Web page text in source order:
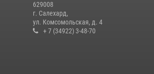
629008
г. Салехард,
ул. Комсомольская, д. 4
+ 7 (34922) 3-48-70